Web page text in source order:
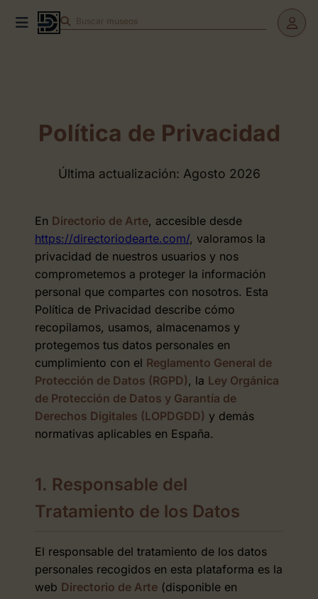
Buscar museos
Política de Privacidad
Última actualización: Agosto 2026
En Directorio de Arte, accesible desde
https://directoriodearte.com/, valoramos la
privacidad de nuestros usuarios y nos
comprometemos a proteger la información
personal que compartes con nosotros. Esta
Política de Privacidad describe cómo
recopilamos, usamos, almacenamos y
protegemos tus datos personales en
cumplimiento con el Reglamento General de
Protección de Datos (RGPD), la Ley Orgánica
de Protección de Datos y Garantía de
Derechos Digitales (LOPDGDD) y demás
normativas aplicables en España.
1. Responsable del
Tratamiento de los Datos
El responsable del tratamiento de los datos
personales recogidos en esta plataforma es la
web Directorio de Arte (disponible en